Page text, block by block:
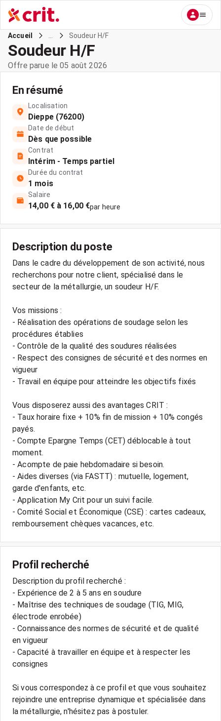
Accueil Soudeur H/F
Soudeur H/F
Offre parue le 05 août 2026
En résumé
Localisation
Dieppe (76200)
Date de début
Dès que possible
Contrat
Intérim - Temps partiel
Durée du contrat
1 mois
Salaire
14,00 € à 16,00 €par heure
Description du poste
Dans le cadre du développement de son activité, nous
recherchons pour notre client, spécialisé dans le
secteur de la métallurgie, un soudeur H/F.
Vos missions :
- Réalisation des opérations de soudage selon les
procédures établies
- Contrôle de la qualité des soudures réalisées
- Respect des consignes de sécurité et des normes en
vigueur
- Travail en équipe pour atteindre les objectifs fixés
Vous disposerez aussi des avantages CRIT :
- Taux horaire fixe + 10% fin de mission + 10% congés
payés.
- Compte Epargne Temps (CET) déblocable à tout
moment.
- Acompte de paie hebdomadaire si besoin.
- Aides diverses (via FASTT) : mutuelle, logement,
garde d'enfants, etc.
- Application My Crit pour un suivi facile.
- Comité Social et Économique (CSE) : cartes cadeaux,
Profil recherché
Description du profil recherché :
- Expérience de 2 à 5 ans en soudure
- Maîtrise des techniques de soudage (TIG, MIG,
électrode enrobée)
- Connaissance des normes de sécurité et de qualité
en vigueur
- Capacité à travailler en équipe et à respecter les
consignes
Si vous correspondez à ce profil et que vous souhaitez
rejoindre une entreprise dynamique et spécialisée dans